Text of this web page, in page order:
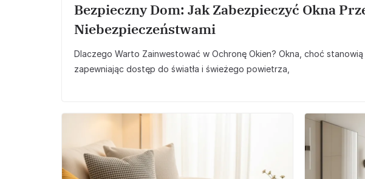
Bezpieczny Dom: Jak Zabezpieczyć Okna
Niebezpieczeństwami
Dlaczego Warto Zainwestować w Ochronę Okien? Okna, choć
zapewniając dostęp do światła i świeżego powietrza,